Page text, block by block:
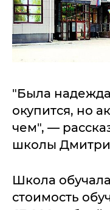
"Была
окупится, но
чем", —
школы
Школа обучала
стоимость